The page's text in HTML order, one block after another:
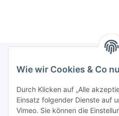
Wie wir Cookies & Co
Durch Klicken auf „Alle
Einsatz folgender Dienste auf
Vimeo. Sie können die
Gesetzliche Informationen